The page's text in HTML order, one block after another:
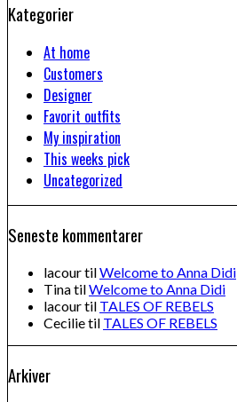
Kategorier
At home
Customers
Designer
Favorit outfits
My inspiration
This weeks pick
Uncategorized
Seneste kommentarer
lacourtilWelcome to Anna Didi
TinatilWelcome to Anna Didi
lacourtil TALES OF REBELS
Cecilietil TALES OF REBELS
Arkiver